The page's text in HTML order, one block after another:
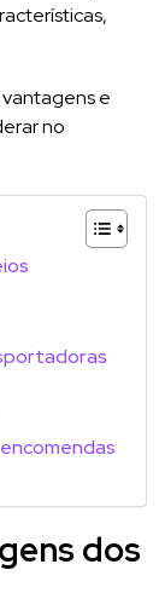
e
no
dos